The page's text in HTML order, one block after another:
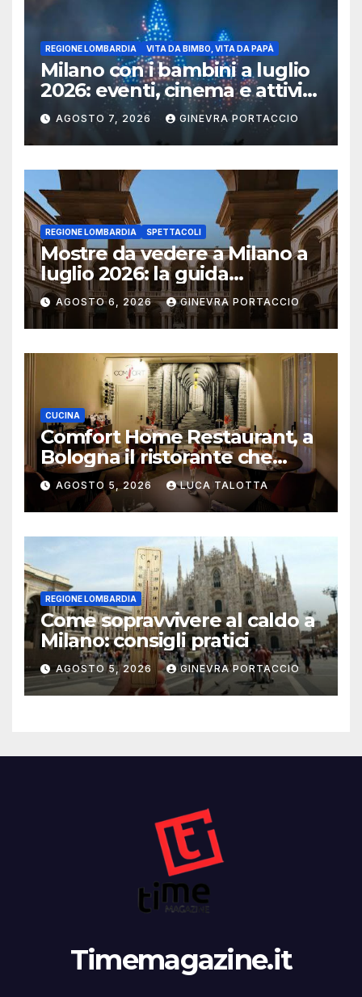
REGIONE LOMBARDIA VITA DA BIMBO, VITA DA PAPÀ
Milano con i bambini a luglio
2026: eventi, cinema e attività
per famiglie
AGOSTO 7, 2026 GINEVRA PORTACCIO
REGIONE LOMBARDIA SPETTACOLI
Mostre da vedere a Milano a
luglio 2026: la guida
aggiornata
AGOSTO 6, 2026 GINEVRA PORTACCIO
CUCINA
Comfort Home Restaurant, a
Bologna il ristorante che
trasforma l’ospitalità in
un’esperienza di casa
AGOSTO 5, 2026 LUCA TALOTTA
REGIONE LOMBARDIA
Come sopravvivere al caldo a
Milano: consigli pratici
AGOSTO 5, 2026 GINEVRA PORTACCIO
Timemagazine.it